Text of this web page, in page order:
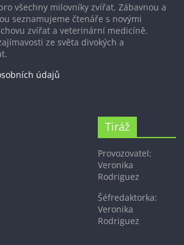
všechny milovníky zvířat. Zábavnou a
seznamujeme čtenáře s novými
zvířat a veterinární medicíně.
ze světa divokých a
údajů
Tiráž
Provozovatel:
Veronika
Rodriguez
Šéfredaktorka:
Veronika
Rodriguez